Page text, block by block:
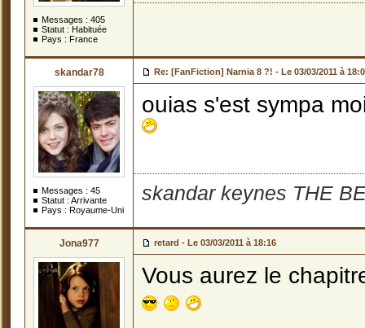
Messages : 405
Statut : Habituée
Pays : France
skandar78
Messages : 45
Statut : Arrivante
Pays : Royaume-Uni
Re: [FanFiction] Narnia 8 ?! - Le 03/03/2011 à
ouias s'est sympa
skandar keynes THE
Jona977 retard - Le 03/03/2011 à 18:16
Vous aurez le